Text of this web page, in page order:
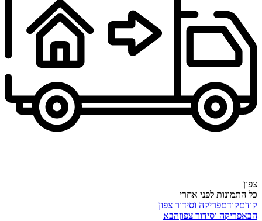
צפון
כל התמונות לפני אחרי
קודםקודםפריקה וסידור צפון
הבאפריקה וסידור צפוןהבא